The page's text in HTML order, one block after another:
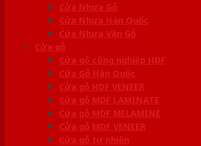
Cửa Nhựa Gỗ
Cửa Nhựa Hàn Quốc
Cửa Nhựa Vân Gỗ
Cửa gỗ
Cửa gỗ công nghiệp HDF
Cửa Gỗ Hàn Quốc
Cửa gỗ HDF VENEER
Cửa gỗ MDF LAMINATE
Cửa gỗ MDF MELAMINE
Cửa gỗ MDF VENEER
Cửa gỗ tự nhiên